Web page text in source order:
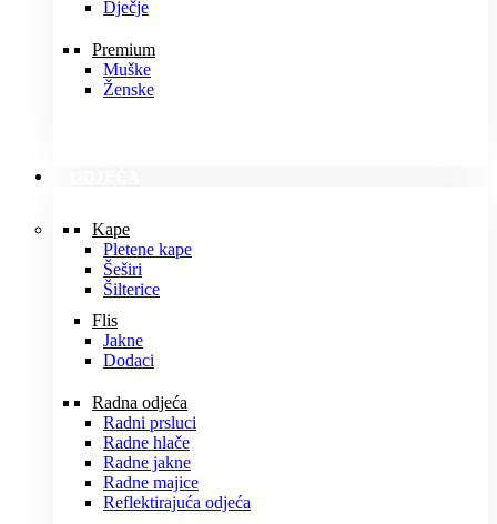
Dječje
Premium
Muške
Ženske
Kape
Pletene kape
Šeširi
Šilterice
Flis
Jakne
Dodaci
Radna odjeća
Radni prsluci
Radne hlače
Radne jakne
Radne majice
Reflektirajuća odjeća